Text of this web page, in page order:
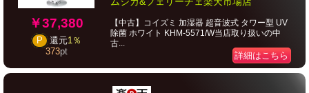
￥37,380
P 還元1％
373pt
【中古】コイズミ 加湿器 超音波式 タワー型 UV
除菌 ホワイト KHM-5571/W当店取り扱いの中
古...
詳細はこちら